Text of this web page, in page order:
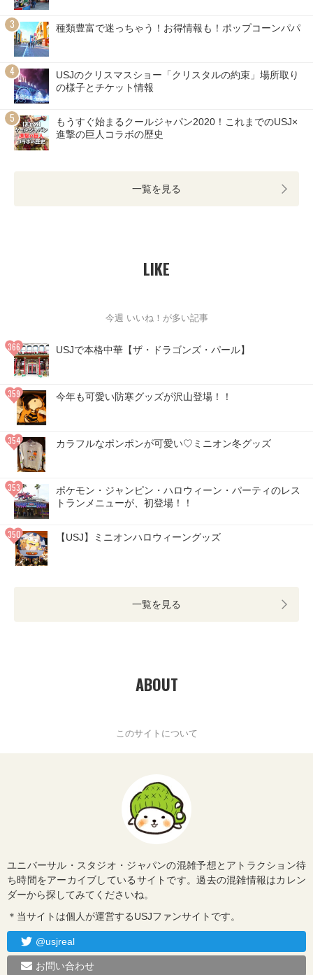
種類豊富で迷っちゃう！お得情報も！ポップコーンパパ
USJのクリスマスショー「クリスタルの約束」場所取り
の様子とチケット情報
もうすぐ始まるクールジャパン2020！これまでのUSJ×
進撃の巨人コラボの歴史
一覧を見る
LIKE
今週 いいね！が多い記事
USJで本格中華【ザ・ドラゴンズ・パール】
今年も可愛い防寒グッズが沢山登場！！
カラフルなポンポンが可愛い♡ミニオン冬グッズ
ポケモン・ジャンピン・ハロウィーン・パーティのレス
トランメニューが、初登場！！
【USJ】ミニオンハロウィーングッズ
一覧を見る
ABOUT
このサイトについて
ユニバーサル・スタジオ・ジャパンの混雑予想とアトラクション待
ち時間をアーカイブしているサイトです。過去の混雑情報はカレン
ダーから探してみてくださいね。
＊当サイトは個人が運営するUSJファンサイトです。
@usjreal
お問い合わせ